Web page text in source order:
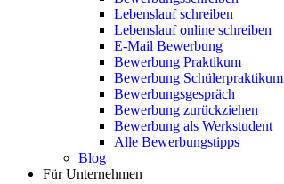
Lebenslauf schreiben
Lebenslauf online schreiben
E-Mail Bewerbung
Bewerbung Praktikum
Bewerbung Schülerpraktikum
Bewerbungsgespräch
Bewerbung zurückziehen
Bewerbung als Werkstudent
Alle Bewerbungstipps
Blog
Für Unternehmen